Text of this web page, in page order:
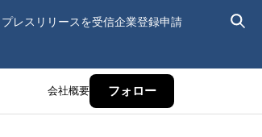
プレスリリースを受信企業登録申請
会社概要 フォロー